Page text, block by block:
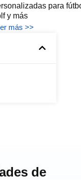
para
y más
más >>
de